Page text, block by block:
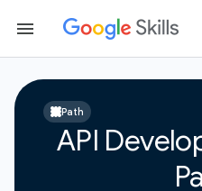
Path
API